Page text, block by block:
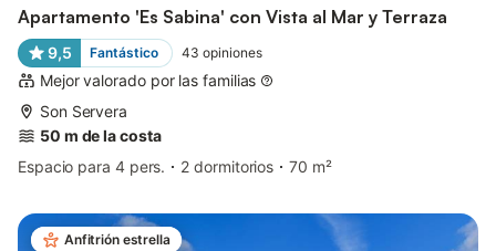
Apartamento 'Es Sabina' con Vista al Mar y Terraza
9,5 Fantástico 43 opiniones
Mejor valorado por las familias
Son Servera
50 m de la costa
Espacio para 4 pers.
2 dormitorios 70 m²
Anfitrión estrella